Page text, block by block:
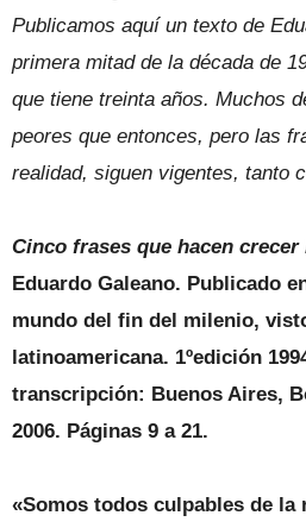
Publicamos aquí un texto de
primera mitad de la década de
que tiene treinta años. Muchos
peores que entonces, pero las
realidad, siguen vigentes, tanto
Cinco frases que hacen
Eduardo Galeano. Publicado
mundo del fin del milenio,
latinoamericana. 1ºedición
transcripción: Buenos Aires,
2006. Páginas 9 a 21.
«Somos todos culpables de la